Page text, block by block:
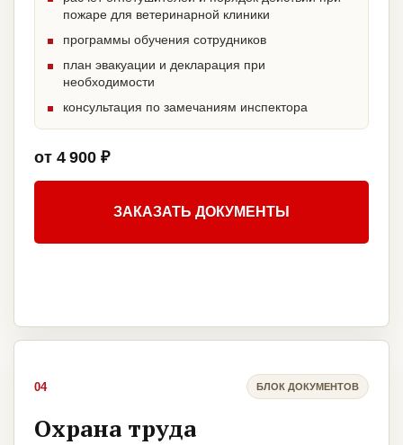
пожаре для ветеринарной клиники
программы обучения сотрудников
план эвакуации и декларация при
необходимости
консультация по замечаниям инспектора
от 4 900 ₽
ЗАКАЗАТЬ ДОКУМЕНТЫ
04 БЛОК ДОКУМЕНТОВ
Охрана труда